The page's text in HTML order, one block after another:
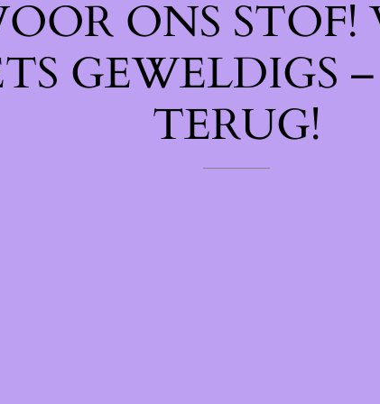
ONS
GEWELDIGS
TERUG!